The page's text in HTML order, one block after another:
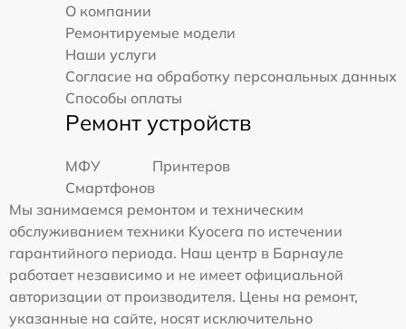
О компании
Ремонтируемые модели
Наши услуги
Согласие на обработку персональных данных
Способы оплаты
Ремонт устройств
МФУ
Принтеров
Смартфонов
Мы занимаемся ремонтом и техническим
обслуживанием техники Kyocera по истечении
гарантийного периода. Наш центр в Барнауле
работает независимо и не имеет официальной
авторизации от производителя. Цены на ремонт,
указанные на сайте, носят исключительно